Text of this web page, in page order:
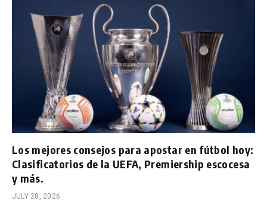
Los mejores consejos para apostar en fútbol hoy:
Clasificatorios de la UEFA, Premiership escocesa
y más.
JULY 28, 2026